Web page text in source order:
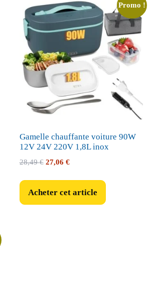
Promo !
Gamelle chauffante voiture 90W
12V 24V 220V 1,8L inox
28,49€ Le
était :
27,06 €Le
est :
Acheter cet article